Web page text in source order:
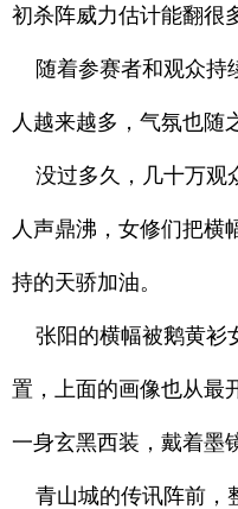
初杀阵威力估计能翻很
随着参赛者和观众持
人越来越多，气氛也随
没过多久，几十万观
人声鼎沸，女修们把横
持的天骄加油。
张阳的横幅被鹅黄衫
置，上面的画像也从最
一身玄黑西装，戴着墨
青山城的传讯阵前，